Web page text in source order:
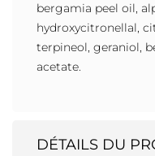
bergamia peel oil,
hydroxycitronellal,
terpineol, geraniol,
acetate.
DÉTAILS DU